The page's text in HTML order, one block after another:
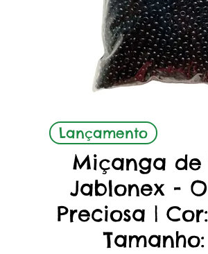
Aperçu rapide
Lançamento
Miçanga de
Jablonex -
Preciosa | Cor: